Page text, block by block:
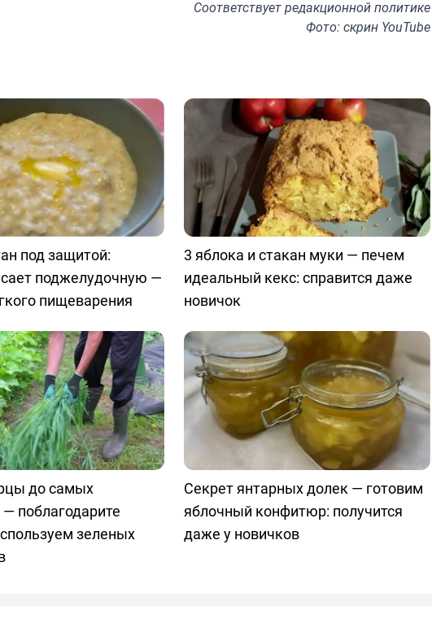
Соответствуетредакционной политике
Фото: скрин YouTube
под защитой:
поджелудочную —
пищеварения
3 яблока и стакан муки — печем
идеальный кекс: справится даже
новичок
до самых
поблагодарите
зеленых
Секрет янтарных долек — готовим
яблочный конфитюр: получится
даже у новичков